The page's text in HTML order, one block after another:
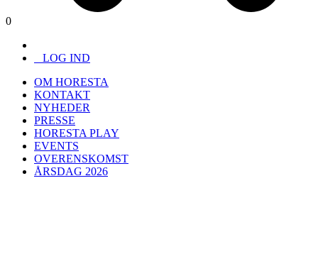
0
LOG IND
OM HORESTA
KONTAKT
NYHEDER
PRESSE
HORESTA PLAY
EVENTS
OVERENSKOMST
ÅRSDAG 2026